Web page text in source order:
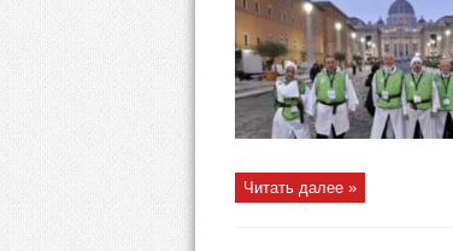
Читать далее »